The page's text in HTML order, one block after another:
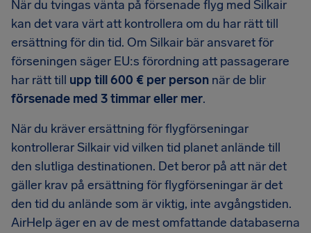
När du tvingas vänta på försenade flyg med Silkair
kan det vara värt att kontrollera om du har rätt till
ersättning för din tid. Om Silkair bär ansvaret för
förseningen säger EU:s förordning att passagerare
har rätt till upp till 600 € per person när de blir
försenade med 3 timmar eller mer.
När du kräver ersättning för flygförseningar
kontrollerar Silkair vid vilken tid planet anlände till
den slutliga destinationen. Det beror på att när det
gäller krav på ersättning för flygförseningar är det
den tid du anlände som är viktig, inte avgångstiden.
AirHelp äger en av de mest omfattande databaserna